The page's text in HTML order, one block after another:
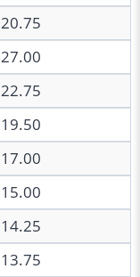
20.75
27.00
22.75
19.50
17.00
15.00
14.25
13.75